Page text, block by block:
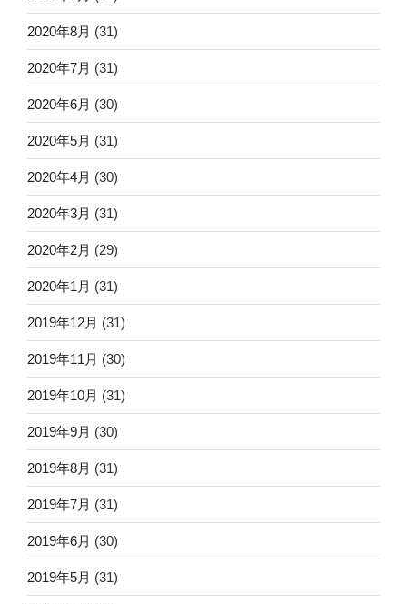
2020年8月 (31)
2020年7月 (31)
2020年6月 (30)
2020年5月 (31)
2020年4月 (30)
2020年3月 (31)
2020年2月 (29)
2020年1月 (31)
2019年12月 (31)
2019年11月 (30)
2019年10月 (31)
2019年9月 (30)
2019年8月 (31)
2019年7月 (31)
2019年6月 (30)
2019年5月 (31)